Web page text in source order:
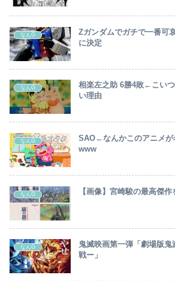
なんG
Zガンダムでガチで一番可
に決定
なんG
相楽左之助 6勝4敗←こい
い理由
なんG
SAO←なんかこのアニメが
www
なんG 【画像】宮崎駿の最高傑作
なんG
鬼滅映画第一弾「劇場版
戦ー」